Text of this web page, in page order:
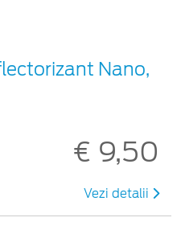
Nano,
€ 9,50
Vezi detalii